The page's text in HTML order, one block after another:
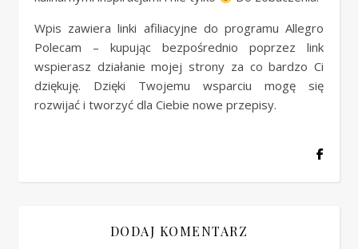
Wpis zawiera linki afiliacyjne do programu Allegro
Polecam – kupując bezpośrednio poprzez link
wspierasz działanie mojej strony za co bardzo Ci
dziękuję. Dzięki Twojemu wsparciu mogę się
rozwijać i tworzyć dla Ciebie nowe przepisy.
DODAJ KOMENTARZ